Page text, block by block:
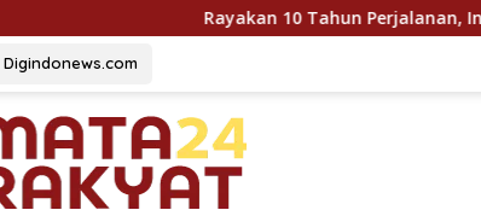
Rayakan 10 Tahun Perjalanan, Inspire Artistry Hadirkan
Digindonews.com